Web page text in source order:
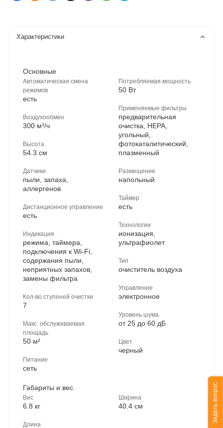
Характеристики
Основные
Автоматическая смена
режимов
есть
Воздухообмен
300 м³/ч
Высота
54.3 см
Датчики
пыли, запаха,
аллергенов
Дистанционное управление
есть
Индикация
режима, таймера,
подключения к Wi-Fi,
содержания пыли,
неприятных запахов,
замены фильтра
Кол-во ступеней очистки
7
Макс. обслуживаемая
площадь
50 м²
Питание
сеть
Потребляемая мощность
50 Вт
Применяемые фильтры
предварительная
очистка, HEPA,
угольный,
фотокаталитический,
плазменный
Размещение
напольный
Таймер
есть
Технологии
ионизация,
ультрафиолет
Тип
очиститель воздуха
Управление
электронное
Уровень шума
от 25 до 60 дБ
Цвет
черный
Габариты и вес
Вес
6.8 кг
Длина
Ширина
40.4 см Задать вопрос